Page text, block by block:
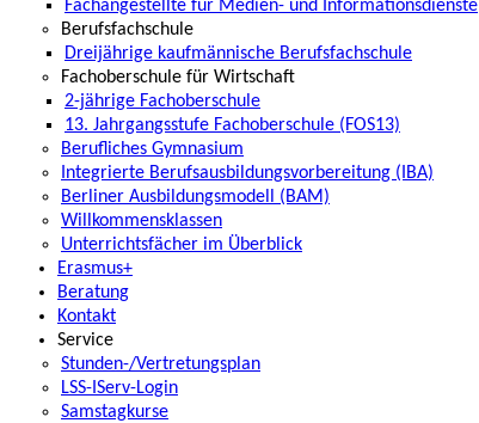
Fachangestellte für Medien- und Informationsdienste
Berufsfachschule
Dreijährige kaufmännische Berufsfachschule
Fachoberschule für Wirtschaft
2-jährige Fachoberschule
13. Jahrgangsstufe Fachoberschule (FOS13)
Berufliches Gymnasium
Integrierte Berufsausbildungsvorbereitung (IBA)
Berliner Ausbildungsmodell (BAM)
Willkommensklassen
Unterrichtsfächer im Überblick
Erasmus+
Beratung
Kontakt
Service
Stunden-/Vertretungsplan
LSS-IServ-Login
Samstagkurse